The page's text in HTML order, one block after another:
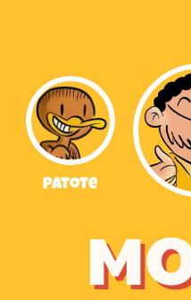
Patote